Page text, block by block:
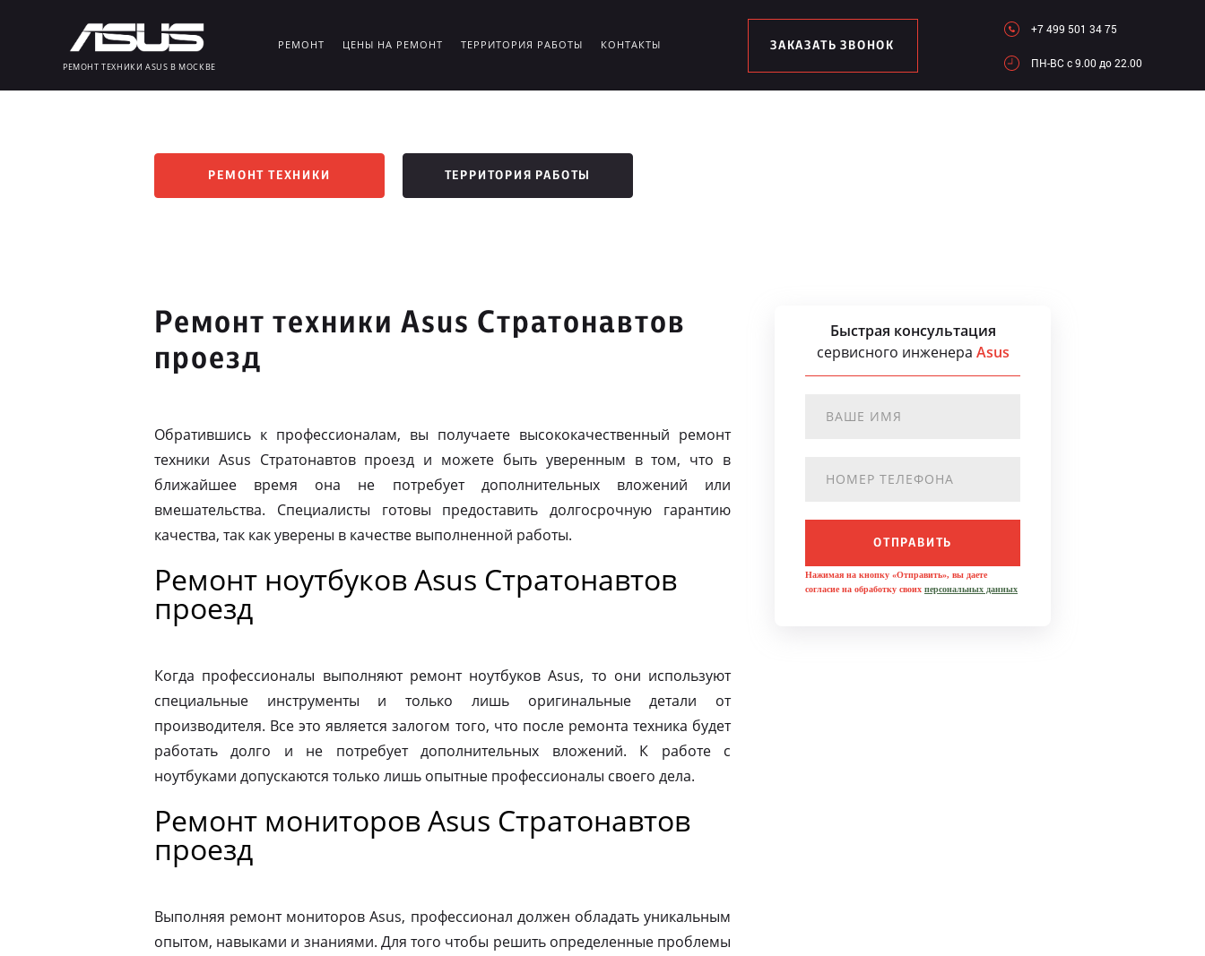
РЕМОНТ ТЕХНИКИ ASUS В МОСКВЕ
РЕМОНТ ЦЕНЫ НА РЕМОНТ ТЕРРИТОРИЯ РАБОТЫ КОНТАКТЫ ЗАКАЗАТЬ ЗВОНОК
+7 499 501 34 75
ПН-ВC c 9.00 до 22.00
РЕМОНТ ТЕХНИКИ ТЕРРИТОРИЯ РАБОТЫ
Ремонт техники Asus Стратонавтов
проезд
Обратившись к профессионалам, вы получаете высококачественный ремонт
техники Asus Стратонавтов проезд и можете быть уверенным в том, что в
ближайшее время она не потребует дополнительных вложений или
вмешательства. Специалисты готовы предоставить долгосрочную гарантию
качества, так как уверены в качестве выполненной работы.
Ремонт ноутбуков Asus Стратонавтов
проезд
Когда профессионалы выполняют ремонт ноутбуков Asus, то они используют
специальные инструменты и только лишь оригинальные детали от
производителя. Все это является залогом того, что после ремонта техника будет
работать долго и не потребует дополнительных вложений. К работе с
ноутбуками допускаются только лишь опытные профессионалы своего дела.
Ремонт мониторов Asus Стратонавтов
проезд
Выполняя ремонт мониторов Asus, профессионал должен обладать уникальным
опытом, навыками и знаниями. Для того чтобы решить определенные проблемы
Быстрая консультация
сервисного инженера Asus
ОТПРАВИТЬ
Нажимая на кнопку «Отправить», вы даете
согласие на обработку своих персональных данных